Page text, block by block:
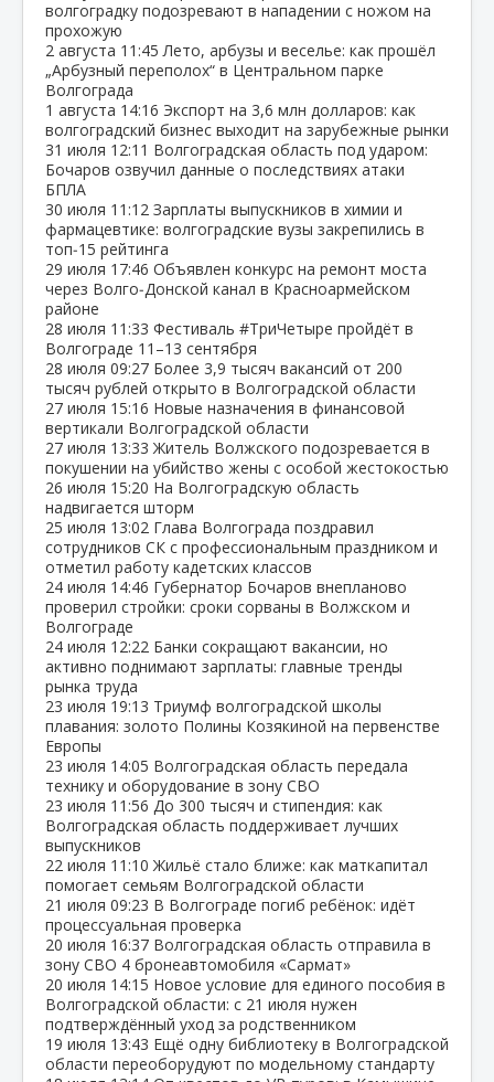
волгоградку подозревают в нападении с ножом на
прохожую
2 августа 11:45 Лето, арбузы и веселье: как прошёл
„Арбузный переполох“ в Центральном парке
Волгограда
1 августа 14:16 Экспорт на 3,6 млн долларов: как
волгоградский бизнес выходит на зарубежные рынки
31 июля 12:11 Волгоградская область под ударом:
Бочаров озвучил данные о последствиях атаки
БПЛА
30 июля 11:12 Зарплаты выпускников в химии и
фармацевтике: волгоградские вузы закрепились в
топ‑15 рейтинга
29 июля 17:46 Объявлен конкурс на ремонт моста
через Волго‑Донской канал в Красноармейском
районе
28 июля 11:33 Фестиваль #ТриЧетыре пройдёт в
Волгограде 11–13 сентября
28 июля 09:27 Более 3,9 тысяч вакансий от 200
тысяч рублей открыто в Волгоградской области
27 июля 15:16 Новые назначения в финансовой
вертикали Волгоградской области
27 июля 13:33 Житель Волжского подозревается в
покушении на убийство жены с особой жестокостью
26 июля 15:20 На Волгоградскую область
надвигается шторм
25 июля 13:02 Глава Волгограда поздравил
сотрудников СК с профессиональным праздником и
отметил работу кадетских классов
24 июля 14:46 Губернатор Бочаров внепланово
проверил стройки: сроки сорваны в Волжском и
Волгограде
24 июля 12:22 Банки сокращают вакансии, но
активно поднимают зарплаты: главные тренды
рынка труда
23 июля 19:13 Триумф волгоградской школы
плавания: золото Полины Козякиной на первенстве
Европы
23 июля 14:05 Волгоградская область передала
технику и оборудование в зону СВО
23 июля 11:56 До 300 тысяч и стипендия: как
Волгоградская область поддерживает лучших
выпускников
22 июля 11:10 Жильё стало ближе: как маткапитал
помогает семьям Волгоградской области
21 июля 09:23 В Волгограде погиб ребёнок: идёт
процессуальная проверка
20 июля 16:37 Волгоградская область отправила в
зону СВО 4 бронеавтомобиля «Сармат»
20 июля 14:15 Новое условие для единого пособия в
Волгоградской области: с 21 июля нужен
подтверждённый уход за родственником
19 июля 13:43 Ещё одну библиотеку в Волгоградской
области переоборудуют по модельному стандарту